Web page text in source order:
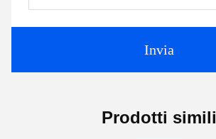
Invia
Prodotti simili